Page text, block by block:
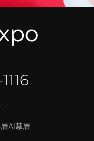
AI慧展